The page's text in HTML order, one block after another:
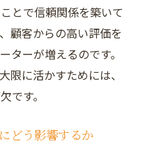
とで信頼関係を築いて
顧客からの高い評価を
ターが増えるのです。
限に活かすためには、
です。
どう影響するか